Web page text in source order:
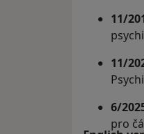
11/
11/
6/
pro